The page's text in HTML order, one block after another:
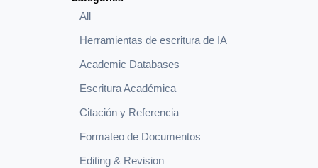
All
Herramientas de escritura de IA
Academic Databases
Escritura Académica
Citación y Referencia
Formateo de Documentos
Editing & Revision